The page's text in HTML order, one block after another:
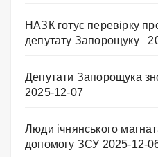
НАЗК готує перевірку
депутату Запорощуку
Депутати Запорощука
2025-12-07
Люди ічнянського
допомогу ЗСУ 2025-12-